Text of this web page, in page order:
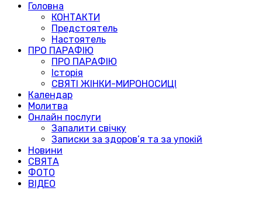
Головна
КОНТАКТИ
Предстоятель
Настоятель
ПРО ПАРАФІЮ
ПРО ПАРАФІЮ
Історія
СВЯТІ ЖІНКИ-МИРОНОСИЦІ
Календар
Молитва
Онлайн послуги
Запалити свічку
Записки за здоров’я та за упокій
Новини
СВЯТА
ФОТО
ВІДЕО